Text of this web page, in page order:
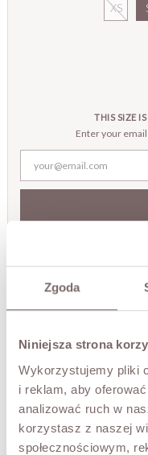
Zgoda
Niniejsza strona
Wykorzystujemy pliki
i reklam, aby
analizować ruch w
korzystasz z naszej
społecznościowym,
XS
THIS SIZE
Enter your
the hips with wide,
Zip and button
The model is 173